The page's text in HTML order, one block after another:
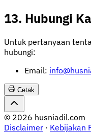
13. Hubungi
Untuk pertanyaan
hubungi:
Email:
Cetak
© 2026 husniadil.com
Disclaimer · Kebijakan